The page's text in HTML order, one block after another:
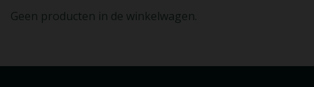
Geen producten in de winkelwagen.